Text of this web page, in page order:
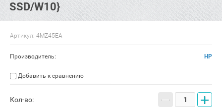
SSD/W10}
Артикул: 4MZ45EA
Производитель: HP
Добавить к сравнению
Кол-во: − +